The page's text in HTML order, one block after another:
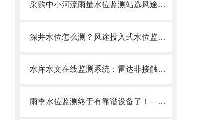
采购中小河流雨量水位监测站选风途价格实惠，全程服务方便！
深井水位怎么测？风途投入式水位监测站，0-400m量程，精准可靠！
水库水文在线监测系统：雷达非接触测水！不怕漂浮物泥沙雨季也能精准测！
雨季水位监测终于有靠谱设备了！—远程水位综合监测系统24h无人值守。